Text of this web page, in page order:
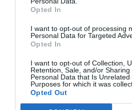
Opted In
I want to opt-out of processing
Personal Data for Targeted
Opted In
I want to opt-out of Collection,
Retention, Sale, and/or Sharing
Personal Data that Is Unrelated
Purposes for which it was
Opted Out
παιχνίδι!»
«Τι εννοείς, δάσκαλε;», θέλεις να
«Εννοώ ρε καθυστερημένε
αν συνεχίσεις έτσι θα υπάρξει
γεγονότων: Όνομα διαθέτεις, ζώο
σύντομα θα καταλήξεις φυτό